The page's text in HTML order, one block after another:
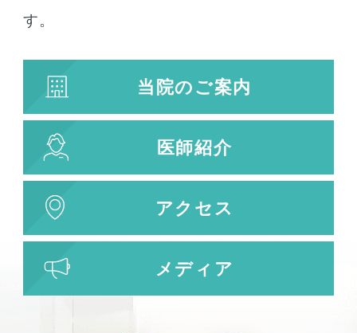
キューブライト
刺青（タトゥー）除去
ビューホット
す。
当院のご案内
医師紹介
アクセス
メディア